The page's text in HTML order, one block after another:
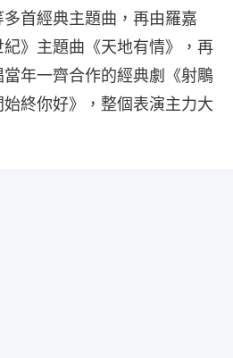
多首經典主題曲，再由羅嘉
》主題曲《天地有情》，再
年一齊合作的經典劇《射鵰
終你好》，整個表演主力大